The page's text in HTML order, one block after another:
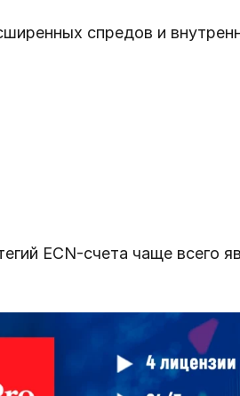
спредов и
ECN-счета чаще всего